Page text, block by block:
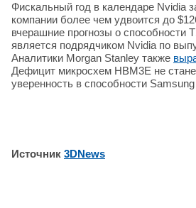
Фискальный год в календаре Nvidia
компании более чем удвоится до
вчерашние прогнозы о способности
является подрядчиком Nvidia по
Аналитики Morgan Stanley также
Дефицит микросхем HBM3E не
уверенность в способности
Источник 3DNews